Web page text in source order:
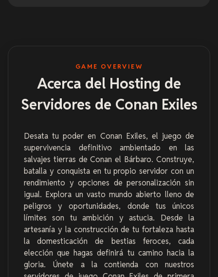
GAME OVERVIEW
Acerca del Hosting de
Servidores de Conan Exiles
Desata tu poder en Conan Exiles, el juego de
supervivencia definitivo ambientado en las
salvajes tierras de Conan el Bárbaro. Construye,
batalla y conquista en tu propio servidor con un
rendimiento y opciones de personalización sin
igual. Explora un vasto mundo abierto lleno de
peligros y oportunidades, donde tus únicos
límites son tu ambición y astucia. Desde la
artesanía y la construcción de tu fortaleza hasta
la domesticación de bestias feroces, cada
elección que hagas definirá tu camino hacia la
gloria. Únete a la contienda con nuestros